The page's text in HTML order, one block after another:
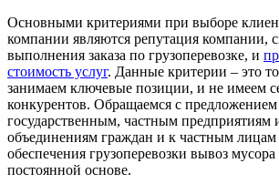
Основными критериями при выборе
компании являются репутация компании,
выполнения заказа по грузоперевозке, и
стоимость услуг. Данные критерии – это
занимаем ключевые позиции, и не имеем
конкурентов. Обращаемся с предложением
государственным, частным предприятиям
объединениям граждан и к частным
обеспечения грузоперевозки вывоз
постоянной основе.